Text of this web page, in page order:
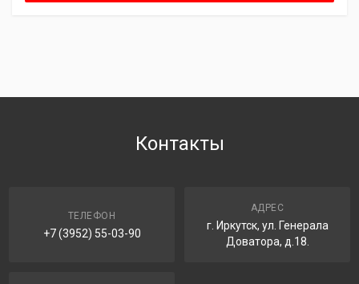
Контакты
ТЕЛЕФОН
+7 (3952) 55-03-90
АДРЕС
г. Иркутск, ул. Генерала
Доватора, д.18.